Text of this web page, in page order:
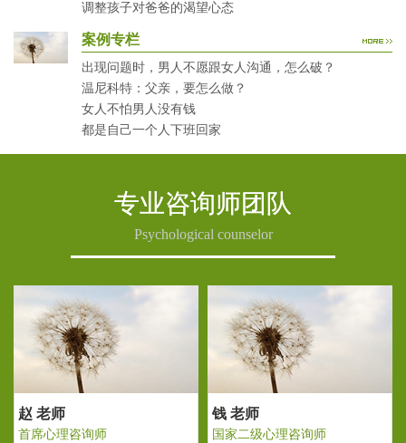
调整孩子对爸爸的渴望心态
案例专栏
出现问题时，男人不愿跟女人沟通，怎么破？
温尼科特：父亲，要怎么做？
女人不怕男人没有钱
都是自己一个人下班回家
专业咨询师团队
Psychological counselor
理咨询师 首席心理咨询师
Previous